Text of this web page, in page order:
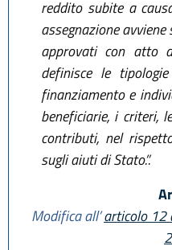
reddito subite a
assegnazione
approvati con atto
definisce le
finanziamento e
beneficiarie, i criteri,
contributi, nel
sugli aiuti di Stato.”.
Modifica all’articolo 12